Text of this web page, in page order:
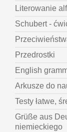
Literowanie
Schubert -
Przedrostki
English
Arkusze do
Testy łatwe,
Grüße aus
niemieckiego